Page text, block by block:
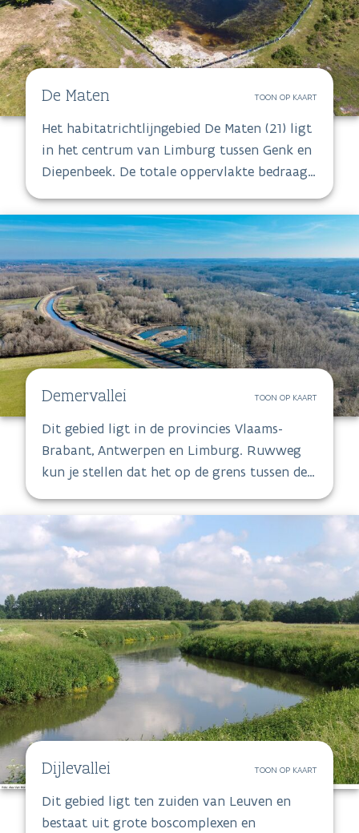
De Maten TOON OP KAART
Het habitatrichtlijngebied De Maten (21) ligt
in het centrum van Limburg tussen Genk en
Diepenbeek. De totale oppervlakte bedraagt
bestaat uit vijvers, heide met landduinen en
bos. De vijvers worden gevoed door de
Stiemerbeek en de Heiwijerbeek.
Demervallei TOON OP KAART
Dit gebied ligt in de provincies Vlaams-
Brabant, Antwerpen en Limburg. Ruwweg
kun je stellen dat het op de grens tussen de
is de rivier de Demer, van Hasselt tot aan de
samenvloeiing met de Dijle in Werchter.
Dijlevallei TOON OP KAART
Dit gebied ligt ten zuiden van Leuven en
bestaat uit grote boscomplexen en